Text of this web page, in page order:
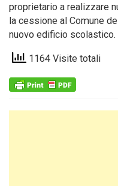
proprietario a realizzare
la cessione al Comune
nuovo edificio scolastico.
1164 Visite totali